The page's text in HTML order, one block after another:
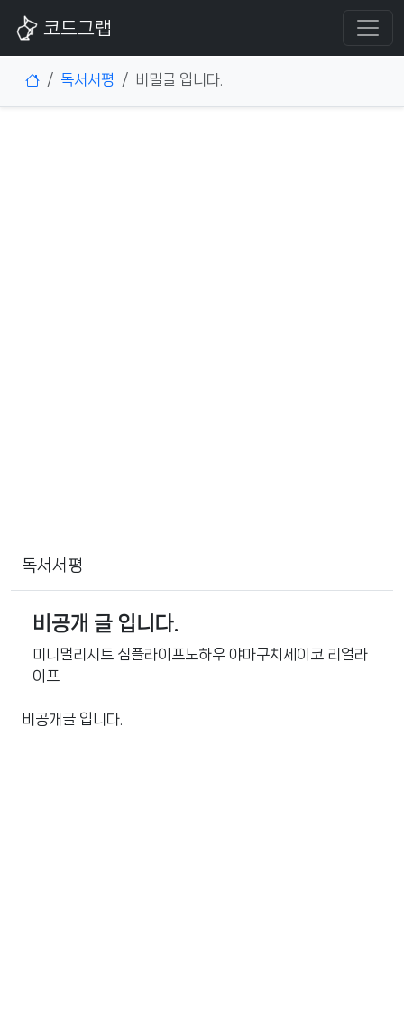
코드그랩
독서서평 비밀글 입니다.
독서서평
비공개 글 입니다.
미니멀리시트 심플라이프노하우 야마구치세이코 리얼라
이프
비공개글 입니다.